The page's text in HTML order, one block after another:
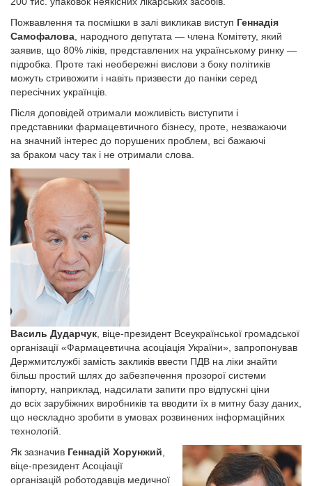
Пожвавлення та посмішки в залі викликав виступ Геннадія
Самофалова , народного депутата — члена Комітету, який
заявив, що 80% ліків, представлених на українському ринку —
підробка. Проте такі необережні вислови з боку політиків
можуть стривожити і навіть призвести до паніки серед
пересічних українців.
Після доповідей отримали можливість виступити і
представники фармацевтичного бізнесу, проте, незважаючи
на значний інтерес до порушених проблем, всі бажаючі
за браком часу так і не отримали слова.
Василь Дударчук , віце-президент Всеукраїнської громадської
організації «Фармацевтична асоціація України», запропонував
Держмитслужбі замість закликів ввести ПДВ на ліки знайти
більш простий шлях до забезпечення прозорої системи
імпорту, наприклад, надсилати запити про відпускні ціни
до всіх зарубіжних виробників та вводити їх в митну базу даних,
що нескладно зробити в умовах розвинених інформаційних
технологій.
Як зазначив Геннадій Хорунжий
віце-президент Асоціації
організацій роботодавців медичної